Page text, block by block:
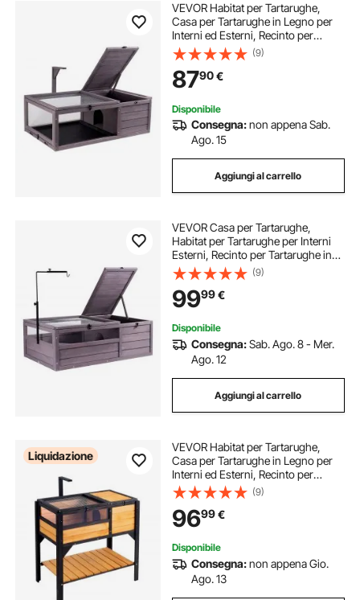
VEVOR Habitat per Tartarughe,
Casa per Tartarughe in Legno per
Interni ed Esterni, Recinto per
Tartarughe con Supporto per Luce
Sospesa, Recinto per Rettili con 2
Stanze, Gabbia per Piccoli Animali
(9)
8790€
Disponibile
Consegna:non appena Sab.
Ago. 15
Aggiungi al carrello
VEVOR Casa per Tartarughe,
Habitat per Tartarughe per Interni
Esterni, Recinto per Tartarughe in
Legno con Supporto Lampada
Regolabile, Gabbia per Rettili,
Piccoli Animali, 96,5x61x33 cm
(9)
9999€
Disponibile
Consegna:Sab. Ago. 8 - Mer.
Ago. 12
Aggiungi al carrello
Liquidazione
VEVOR Habitat per Tartarughe,
Casa per Tartarughe in Legno per
Interni ed Esterni, Recinto per
Tartarughe con Supporto per Luce,
Recinto per Rettili, Gabbia per
Piccoli Animali con Gambe di
Supporto
(9)
9699€
Disponibile
Consegna:non appena Gio.
Ago. 13